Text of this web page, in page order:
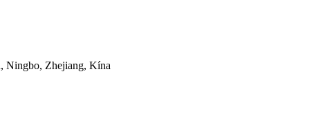
Ningbo, Zhejiang, Kína